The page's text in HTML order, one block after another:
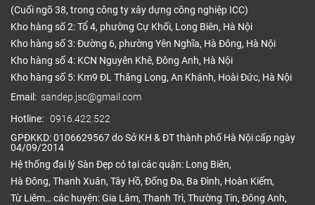
(Cuối ngõ 38, trong công ty xây dựng công nghiệp ICC)
Kho hàng số 2: Tổ 4, phường Cự Khối, Long Biên, Hà Nội
Kho hàng số 3: Đường 6, phường Yên Nghĩa, Hà Đông, Hà Nội
Kho hàng số 4: KCN Nguyên Khê, Đông Anh, Hà Nội
Kho hàng số 5: Km9 ĐL Thăng Long, An Khánh, Hoài Đức, Hà Nội
Email: sandep.jsc@gmail.com
Hotline: 0916.422.522
GPĐKKD: 0106629567 do Sở KH & ĐT thành phố Hà Nội cấp ngày
04/09/2014
Hệ thống đại lý Sàn Đẹp có tại các quận: Long Biên,
Hà Đông, Thanh Xuân, Tây Hồ, Đống Đa, Ba Đình, Hoàn Kiếm,
Từ Liêm… các huyện: Gia Lâm, Thanh Trì, Thường Tín, Đông Anh,